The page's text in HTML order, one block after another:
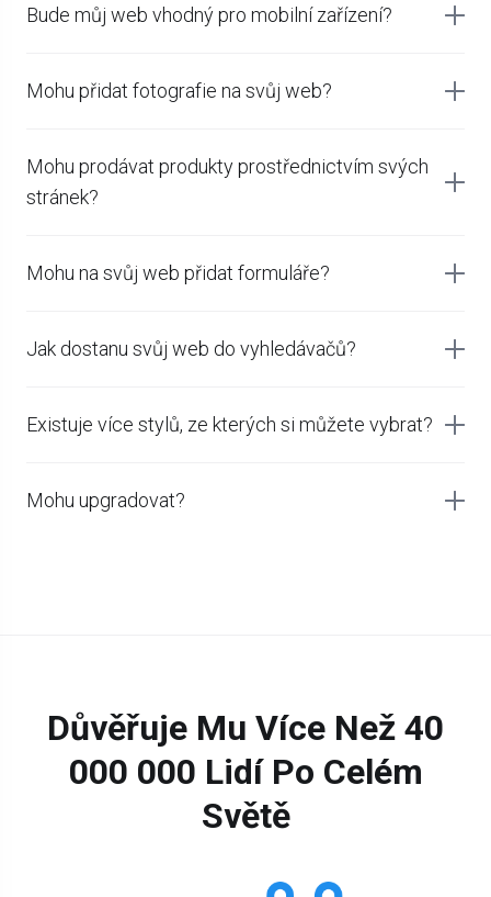
Bude můj web vhodný pro mobilní zařízení?
Mohu přidat fotografie na svůj web?
Mohu prodávat produkty prostřednictvím svých
stránek?
Mohu na svůj web přidat formuláře?
Jak dostanu svůj web do vyhledávačů?
Existuje více stylů, ze kterých si můžete vybrat?
Mohu upgradovat?
Důvěřuje Mu Více Než 40
000 000 Lidí Po Celém
Světě